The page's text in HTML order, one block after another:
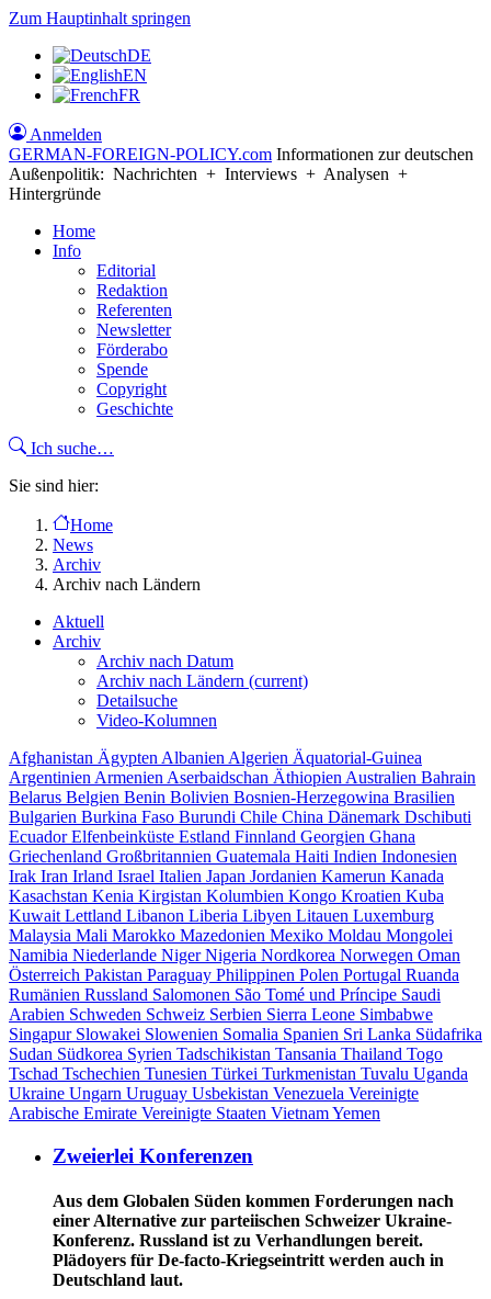
Zum Hauptinhalt springen
DE
EN
FR
Anmelden
GERMAN-FOREIGN-POLICY.com Informationen zur deutschen
Außenpolitik: Nachrichten + Interviews + Analysen +
Hintergründe
Home
Info
Editorial
Redaktion
Referenten
Newsletter
Förderabo
Spende
Copyright
Geschichte
Ich suche…
Sie sind hier:
Home
News
Archiv
Archiv nach Ländern
Aktuell
Archiv
Archiv nach Datum
Archiv nach Ländern (current)
Detailsuche
Video-Kolumnen
Afghanistan Ägypten Albanien Algerien Äquatorial-Guinea
Argentinien Armenien Aserbaidschan Äthiopien Australien Bahrain
Belarus Belgien Benin Bolivien Bosnien-Herzegowina Brasilien
Bulgarien Burkina Faso Burundi Chile China Dänemark Dschibuti
EcuadorElfenbeinküste Estland Finnland Georgien Ghana
Griechenland Großbritannien Guatemala Haiti Indien Indonesien
Irak Iran Irland Israel Italien Japan Jordanien Kamerun Kanada
Kasachstan Kenia Kirgistan Kolumbien Kongo Kroatien Kuba
Kuwait Lettland Libanon Liberia Libyen Litauen Luxemburg
Malaysia Mali Marokko Mazedonien Mexiko Moldau Mongolei
Namibia Niederlande NigerNigeria Nordkorea Norwegen Oman
Österreich Pakistan Paraguay Philippinen Polen Portugal Ruanda
Rumänien Russland Salomonen São Tomé und Príncipe Saudi
Arabien Schweden Schweiz Serbien Sierra Leone Simbabwe
Singapur Slowakei Slowenien Somalia Spanien Sri Lanka Südafrika
Sudan Südkorea Syrien Tadschikistan Tansania Thailand Togo
Tschad Tschechien Tunesien Türkei Turkmenistan Tuvalu Uganda
Ukraine Ungarn Uruguay Usbekistan Venezuela Vereinigte
Arabische Emirate Vereinigte Staaten VietnamYemen
Zweierlei Konferenzen
Aus dem Globalen Süden kommen Forderungen nach
einer Alternative zur parteiischen Schweizer Ukraine-
Konferenz. Russland ist zu Verhandlungen bereit.
Plädoyers für De-facto-Kriegseintritt werden auch in
Deutschland laut.